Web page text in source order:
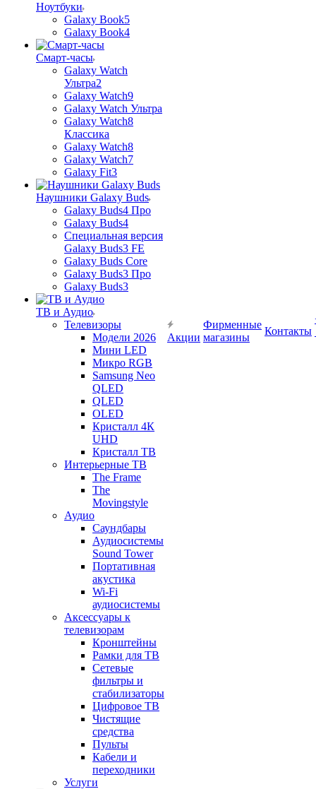
Ноутбуки
Galaxy Book5
Galaxy Book4
Смарт-часы
Galaxy Watch
Ультра2
Galaxy Watch9
Galaxy Watch Ультра
Galaxy Watch8
Классика
Galaxy Watch8
Galaxy Watch7
Galaxy Fit3
Наушники Galaxy Buds
Galaxy Buds4 Про
Galaxy Buds4
Специальная версия
Galaxy Buds3 FE
Galaxy Buds Core
Galaxy Buds3 Про
Galaxy Buds3
ТВ и Аудио
Телевизоры
Модели 2026
Мини LED
Микро RGB
Samsung Neo
QLED
QLED
OLED
Кристалл 4К
UHD
Кристалл ТВ
Интерьерные ТВ
The Frame
The
Movingstyle
Аудио
Саундбары
Аудиосистемы
Sound Tower
Портативная
акустика
Wi-Fi
аудиосистемы
Аксессуары к
телевизорам
Кронштейны
Рамки для ТВ
Сетевые
фильтры и
стабилизаторы
Цифровое ТВ
Чистящие
средства
Пульты
Кабели и
переходники
Услуги
Акции
Фирменные
магазины
Контакты